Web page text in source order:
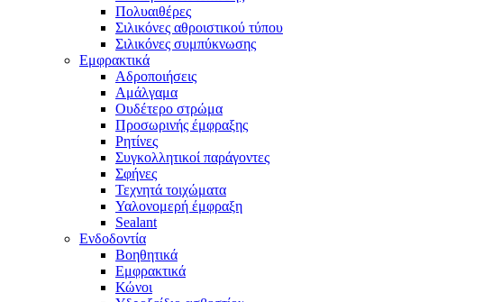
Πολυαιθέρες
Σιλικόνες αθροιστικού τύπου
Σιλικόνες συμπύκνωσης
Εμφρακτικά
Αδροποιήσεις
Αμάλγαμα
Ουδέτερο στρώμα
Προσωρινής έμφραξης
Ρητίνες
Συγκολλητικοί παράγοντες
Σφήνες
Τεχνητά τοιχώματα
Υαλονομερή έμφραξη
Sealant
Ενδοδοντία
Βοηθητικά
Εμφρακτικά
Κώνοι